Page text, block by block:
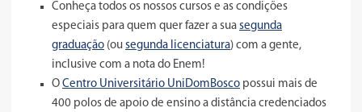
Conheça todos os nossos cursos e as condições
especiais para quem quer fazer a sua segunda
graduação (ou segunda licenciatura) com a gente,
inclusive com a nota do Enem!
O Centro Universitário UniDomBosco possui mais de
400 polos de apoio de ensino a distância credenciados